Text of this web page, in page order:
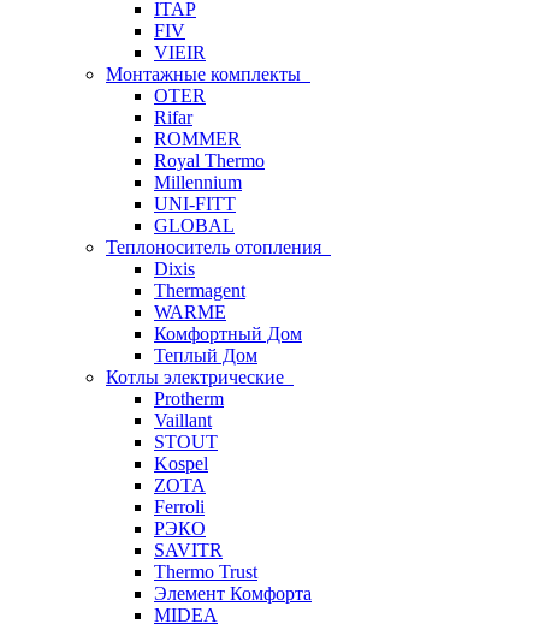
ITAP
FIV
VIEIR
Монтажные комплекты
OTER
Rifar
ROMMER
Royal Thermo
Millennium
UNI-FITT
GLOBAL
Теплоноситель отопления
Dixis
Thermagent
WARME
Комфортный Дом
Теплый Дом
Котлы электрические
Protherm
Vaillant
STOUT
Kospel
ZOTA
Ferroli
РЭКО
SAVITR
Thermo Trust
Элемент Комфорта
MIDEA